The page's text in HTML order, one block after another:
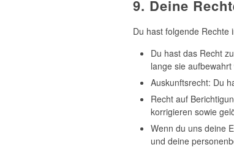
9. Deine
Du hast folgende Rechte
Du hast das Recht
lange sie
Auskunftsrecht: Du
Recht auf
korrigieren sowie
Wenn du uns deine
und deine